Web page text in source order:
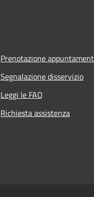
Prenotazione
Segnalazione disservizio
Leggi le FAQ
Richiesta assistenza